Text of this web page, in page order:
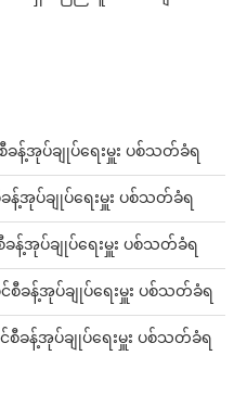
န့်အုပ်ချုပ်ရေးမှူး ပစ်သတ်ခံရ
အုပ်ချုပ်ရေးမှူး ပစ်သတ်ခံရ
အုပ်ချုပ်ရေးမှူး ပစ်သတ်ခံရ
ခန့်အုပ်ချုပ်ရေးမှူး ပစ်သတ်ခံရ
ခန့်အုပ်ချုပ်ရေးမှူး ပစ်သတ်ခံရ